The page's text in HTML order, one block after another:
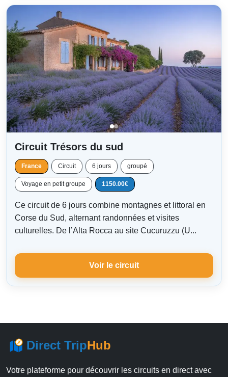
Circuit Trésors du sud
France Circuit 6 jours groupé
Voyage en petit groupe 1150.00€
Ce circuit de 6 jours combine montagnes et littoral en
Corse du Sud, alternant randonnées et visites
culturelles. De l’Alta Rocca au site Cucuruzzu (U...
Voir le circuit
Direct TripHub
Votre plateforme pour découvrir les circuits en direct avec